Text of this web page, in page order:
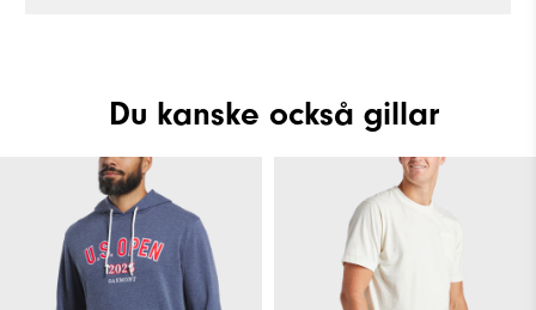
Du kanske också gillar